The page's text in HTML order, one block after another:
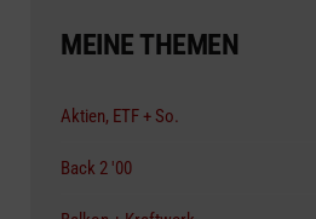
MEINE THEMEN
Aktien, ETF + So.
Back 2 '00